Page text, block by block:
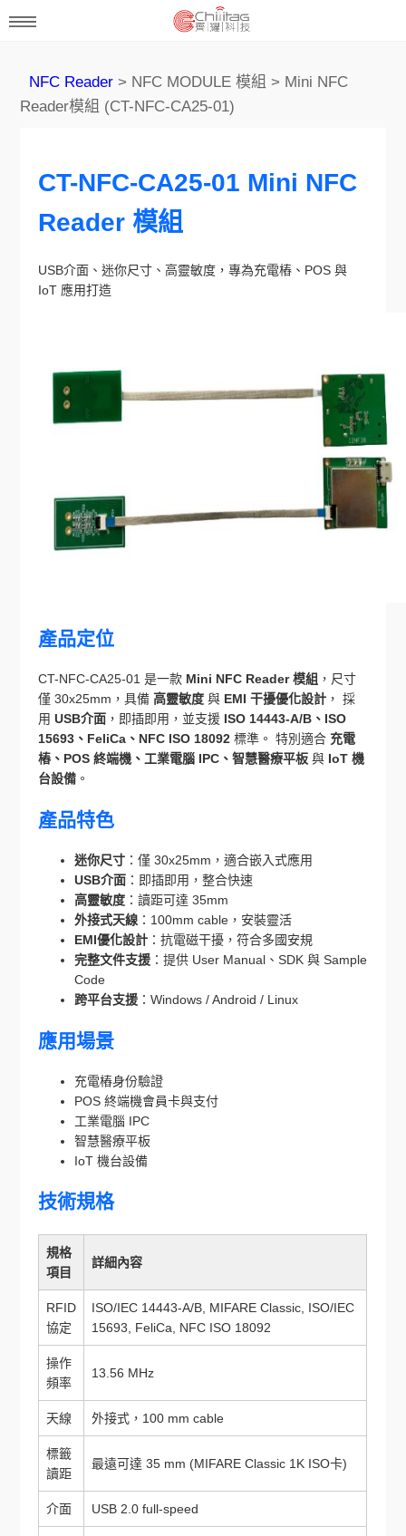
NFC Reader > NFC MODULE 模組 > Mini NFC
Reader模組 (CT-NFC-CA25-01)
CT-NFC-CA25-01 Mini NFC
Reader 模組
USB介面、迷你尺寸、高靈敏度，專為充電樁、POS 與
IoT 應用打造
產品定位
CT-NFC-CA25-01 是一款 Mini NFC Reader 模組 ，尺寸
僅 30x25mm，具備高靈敏度 與 EMI 干擾優化設計 ， 採
用USB介面 ，即插即用，並支援 ISO 14443-A/B、ISO
15693、FeliCa、NFC ISO 18092 標準。 特別適合 充電
樁、POS 終端機、工業電腦 IPC、智慧醫療平板 與 IoT 機
台設備 。
產品特色
迷你尺寸 ：僅 30x25mm，適合嵌入式應用
USB介面 ：即插即用，整合快速
高靈敏度 ：讀距可達 35mm
外接式天線 ：100mm cable，安裝靈活
EMI優化設計 ：抗電磁干擾，符合多國安規
完整文件支援 ：提供 User Manual、SDK 與 Sample
Code
跨平台支援 ：Windows / Android / Linux
應用場景
充電樁身份驗證
POS 終端機會員卡與支付
工業電腦 IPC
智慧醫療平板
IoT 機台設備
技術規格
規格
項目
詳細內容
RFID
協定
ISO/IEC 14443-A/B, MIFARE Classic, ISO/IEC
15693, FeliCa, NFC ISO 18092
操作
頻率
13.56 MHz
天線 外接式，100 mm cable
標籤
讀距
最遠可達 35 mm (MIFARE Classic 1K ISO卡)
介面 USB 2.0 full-speed